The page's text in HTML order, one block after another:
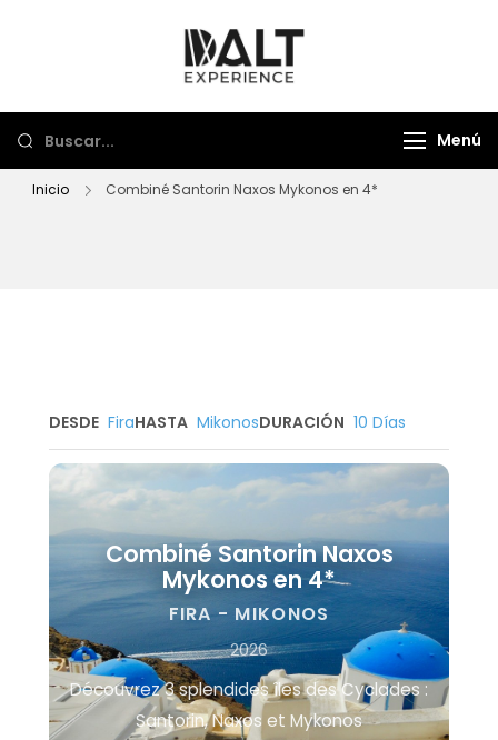
Menú
Inicio Combiné Santorin Naxos Mykonos en 4*
DESDE FiraHASTA MikonosDURACIÓN 10 Días
Combiné Santorin Naxos
Mykonos en 4*
FIRA - MIKONOS
2026
Découvrez 3 splendides îles des Cyclades :
Santorin, Naxos et Mykonos